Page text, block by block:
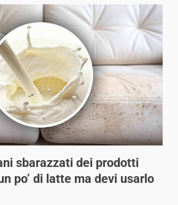
sbarazzati dei prodotti
po’ di latte ma devi usarlo